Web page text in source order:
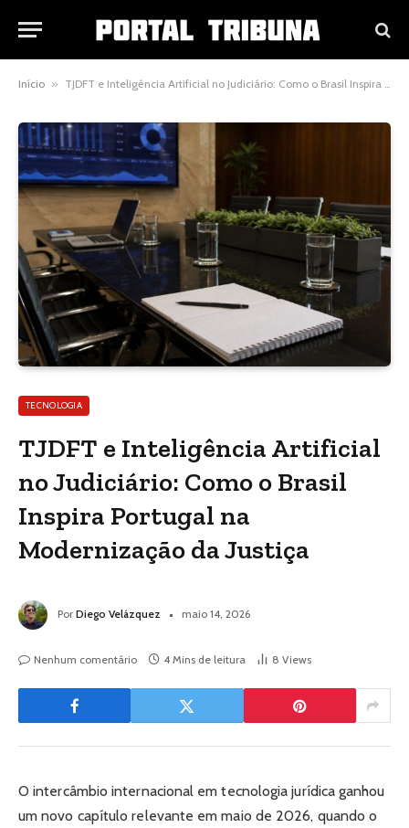
Início » TJDFT e Inteligência Artificial no Judiciário: Como o Brasil Inspira Portugal na Modernização da Justiça
TECNOLOGIA
TJDFT e Inteligência Artificial
no Judiciário: Como o Brasil
Inspira Portugal na
Modernização da Justiça
Por Diego Velázquez maio 14, 2026
Nenhum comentário 4 Mins de leitura 8 Views
O intercâmbio internacional em tecnologia jurídica ganhou
um novo capítulo relevante em maio de 2026, quando o